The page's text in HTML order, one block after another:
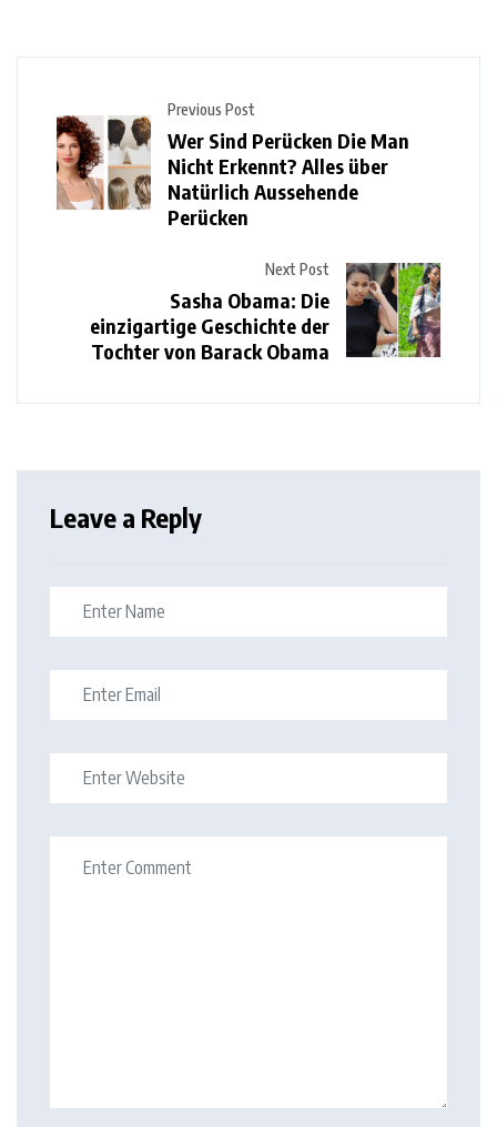
Previous Post
Wer Sind Perücken Die Man
Nicht Erkennt? Alles über
Natürlich Aussehende
Perücken
Next Post
Sasha Obama: Die
einzigartige Geschichte der
Tochter von Barack Obama
Leave a Reply